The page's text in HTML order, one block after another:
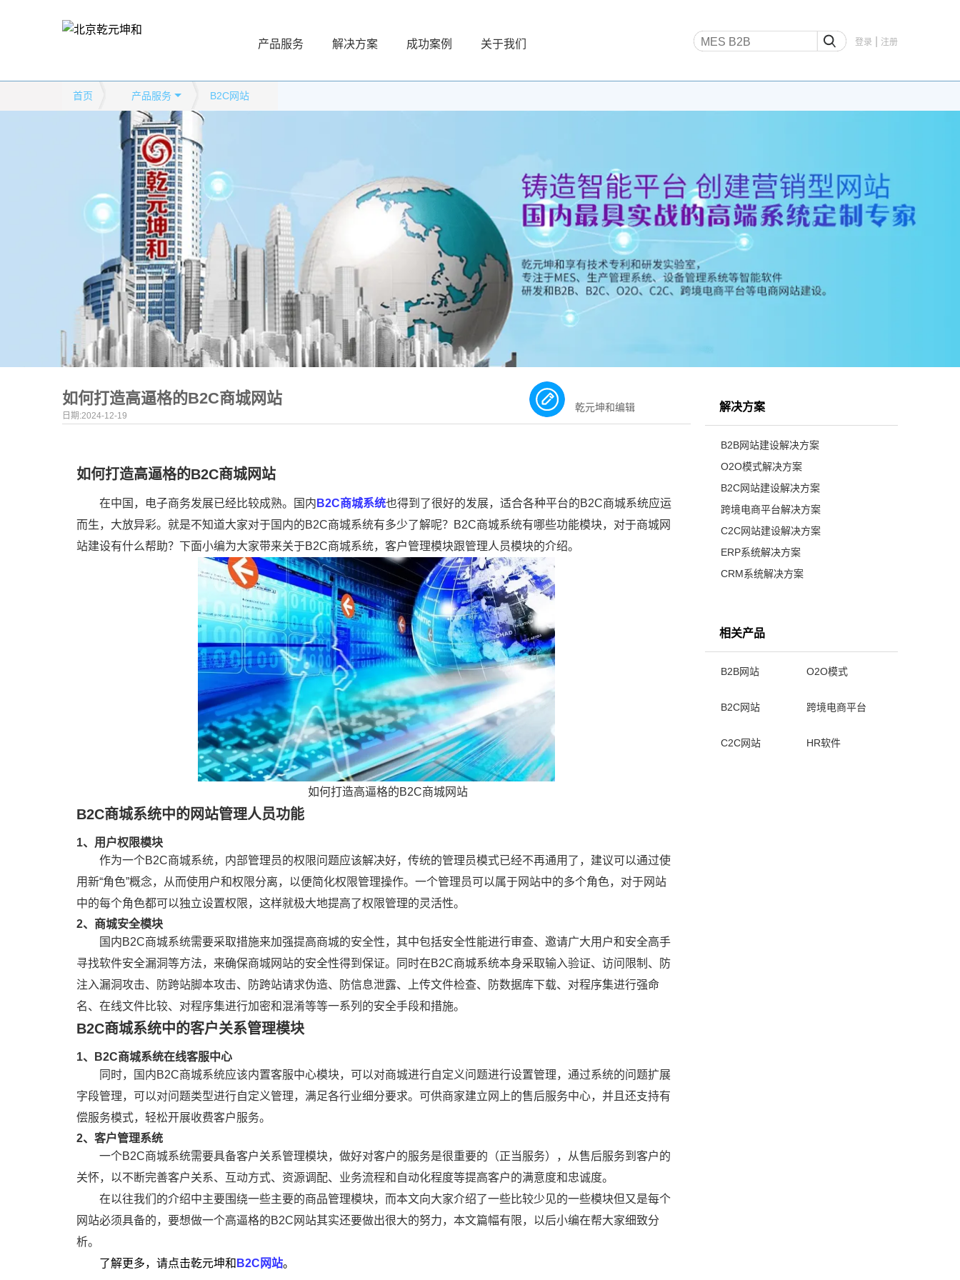
产品服务 解决方案 成功案例 关于我们 登录 注册
首页 产品服务 B2C网站
如何打造高逼格的B2C商城网站
日期:2024-12-19
乾元坤和编辑
如何打造高逼格的B2C商城网站
在中国，电子商务发展已经比较成熟。国内 B2C商城系统也得到了很好的发展，适合各种平台的B2C商城系统应运
而生，大放异彩。就是不知道大家对于国内的B2C商城系统有多少了解呢？B2C商城系统有哪些功能模块，对于商城网
站建设有什么帮助？下面小编为大家带来关于B2C商城系统，客户管理模块跟管理人员模块的介绍。
如何打造高逼格的B2C商城网站
B2C商城系统中的网站管理人员功能
1、用户权限模块
作为一个B2C商城系统，内部管理员的权限问题应该解决好，传统的管理员模式已经不再通用了，建议可以通过使
用新“角色”概念，从而使用户和权限分离，以便简化权限管理操作。一个管理员可以属于网站中的多个角色，对于网站
中的每个角色都可以独立设置权限，这样就极大地提高了权限管理的灵活性。
2、商城安全模块
国内B2C商城系统需要采取措施来加强提高商城的安全性，其中包括安全性能进行审查、邀请广大用户和安全高手
寻找软件安全漏洞等方法，来确保商城网站的安全性得到保证。同时在B2C商城系统本身采取输入验证、访问限制、防
注入漏洞攻击、防跨站脚本攻击、防跨站请求伪造、防信息泄露、上传文件检查、防数据库下载、对程序集进行强命
名、在线文件比较、对程序集进行加密和混淆等等一系列的安全手段和措施。
B2C商城系统中的客户关系管理模块
1、B2C商城系统在线客服中心
同时，国内B2C商城系统应该内置客服中心模块，可以对商城进行自定义问题进行设置管理，通过系统的问题扩展
字段管理，可以对问题类型进行自定义管理，满足各行业细分要求。可供商家建立网上的售后服务中心，并且还支持有
偿服务模式，轻松开展收费客户服务。
2、客户管理系统
一个B2C商城系统需要具备客户关系管理模块，做好对客户的服务是很重要的（正当服务），从售后服务到客户的
关怀，以不断完善客户关系、互动方式、资源调配、业务流程和自动化程度等提高客户的满意度和忠诚度。
在以往我们的介绍中主要围绕一些主要的商品管理模块，而本文向大家介绍了一些比较少见的一些模块但又是每个
网站必须具备的，要想做一个高逼格的B2C网站其实还要做出很大的努力，本文篇幅有限，以后小编在帮大家细致分
析。
了解更多，请点击乾元坤和 B2C网站。
解决方案
B2B网站建设解决方案
O2O模式解决方案
B2C网站建设解决方案
跨境电商平台解决方案
C2C网站建设解决方案
ERP系统解决方案
CRM系统解决方案
相关产品
B2B网站 O2O模式
B2C网站 跨境电商平台
C2C网站 HR软件